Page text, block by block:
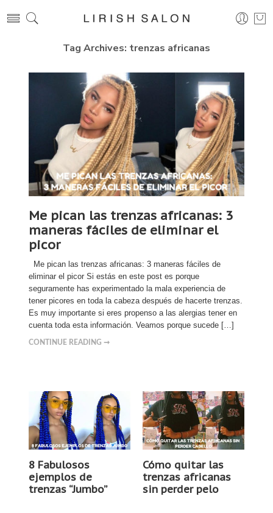
Tag Archives: trenzas africanas
Me pican las trenzas africanas: 3
maneras fáciles de eliminar el
picor
Me pican las trenzas africanas: 3 maneras fáciles de
eliminar el picor Si estás en este post es porque
seguramente has experimentado la mala experiencia de
tener picores en toda la cabeza después de hacerte trenzas.
Es muy importante si eres propenso a las alergias tener en
cuenta toda esta información. Veamos porque sucede […]
CONTINUE READING ➞
8 Fabulosos
ejemplos de
trenzas “Jumbo”
Cómo quitar las
trenzas africanas
sin perder pelo